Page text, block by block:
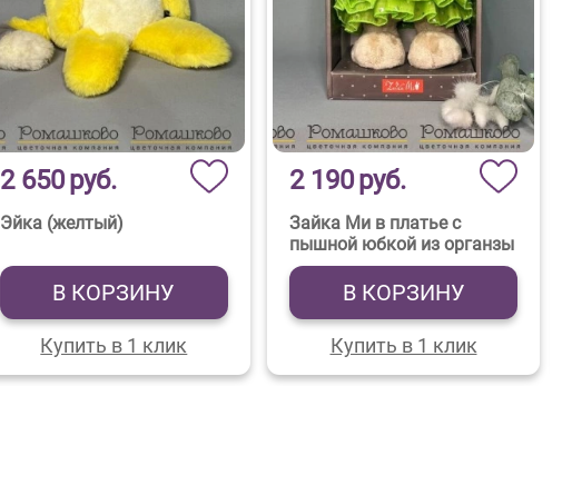
2 650руб.
Эйка (желтый)
В КОРЗИНУ
Купить в 1 клик
2 190руб.
Зайка Ми в платье с
пышной юбкой из органзы
В КОРЗИНУ
Купить в 1 клик